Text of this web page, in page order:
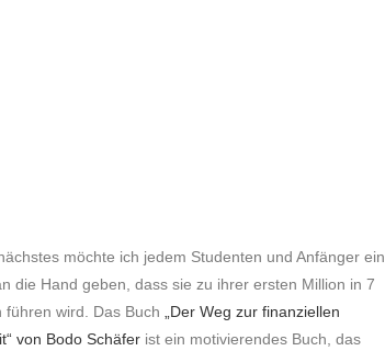
möchte ich jedem Studenten und Anfänger ein
die Hand geben, dass sie zu ihrer ersten Million in 7
führen wird. Das Buch
„Der Weg zur finanziellen
von Bodo Schäferist ein motivierendes Buch, das